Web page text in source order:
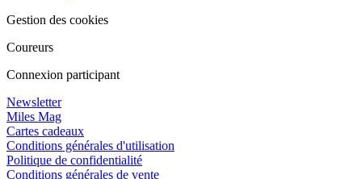
Gestion des cookies
Coureurs
Connexion participant
Newsletter
Miles Mag
Cartes cadeaux
Conditions générales d'utilisation
Politique de confidentialité
Conditions générales de vente